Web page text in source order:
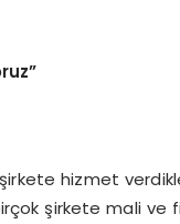
hizmet
şirkete mali ve